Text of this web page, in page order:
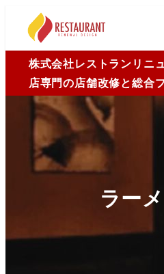
株式会社レストランリニ
店専門の店舗改修と総合
ラー